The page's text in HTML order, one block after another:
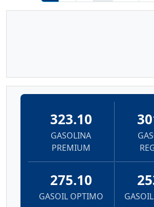
323.10
GASOLINA
PREMIUM
275.10
GASOIL OPTIMO